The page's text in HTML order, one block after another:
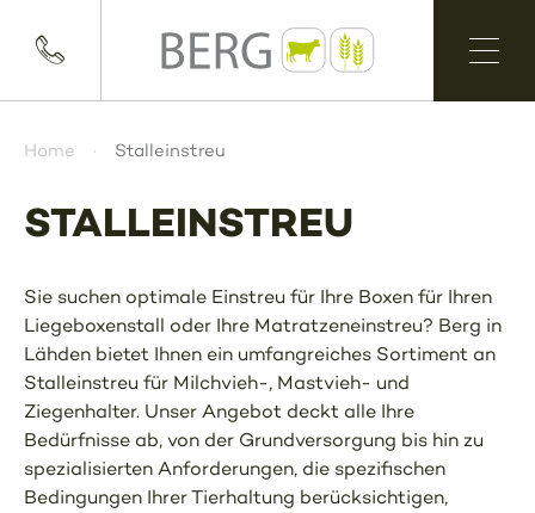
Home Stalleinstreu
STALLEINSTREU
Sie suchen optimale Einstreu für Ihre Boxen für Ihren
Liegeboxenstall oder Ihre Matratzeneinstreu? Berg in
Lähden bietet Ihnen ein umfangreiches Sortiment an
Stalleinstreu für Milchvieh-, Mastvieh- und
Ziegenhalter. Unser Angebot deckt alle Ihre
Bedürfnisse ab, von der Grundversorgung bis hin zu
spezialisierten Anforderungen, die spezifischen
Bedingungen Ihrer Tierhaltung berücksichtigen,